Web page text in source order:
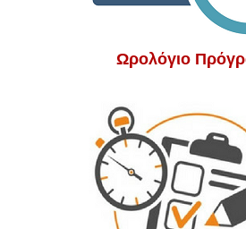
Ωρολόγιο